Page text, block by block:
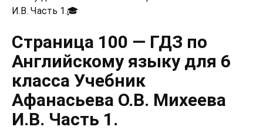
И.В. Часть 1.🎓
Страница 100 — ГДЗ по
Английскому языку для 6
класса Учебник
Афанасьева О.В. Михеева
И.В. Часть 1.